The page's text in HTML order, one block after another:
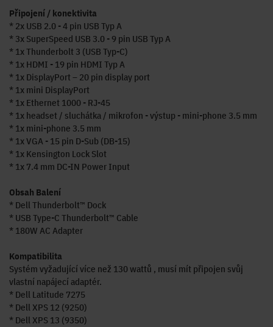
Připojení / konektivita
* 2x USB 2.0 - 4 pin USB Typ A
* 3x SuperSpeed USB 3.0 - 9 pin USB Typ A
* 1x Thunderbolt 3 (USB Typ-C)
* 1x HDMI - 19 pin HDMI Typ A
* 1x DisplayPort – 20 pin display port
* 1x mini DisplayPort
* 1x Ethernet 1000 - RJ-45
* 1x headset / sluchátka / mikrofon - výstup - mini-phone 3.5 mm
* 1x mini-phone 3.5 mm
* 1x VGA - 15 pin D-Sub (DB-15)
* 1x Kensington Lock Slot
* 1x 7.4 mm DC-IN Power Input
Obsah Balení
* Dell Thunderbolt™ Dock
* USB Type-C Thunderbolt™ Cable
* 180W AC Adapter
Kompatibilita
Systém vyžadující více než 130 wattů , musí mít připojen svůj
vlastní napájecí adaptér.
* Dell Latitude 7275
* Dell XPS 12 (9250)
* Dell XPS 13 (9350)